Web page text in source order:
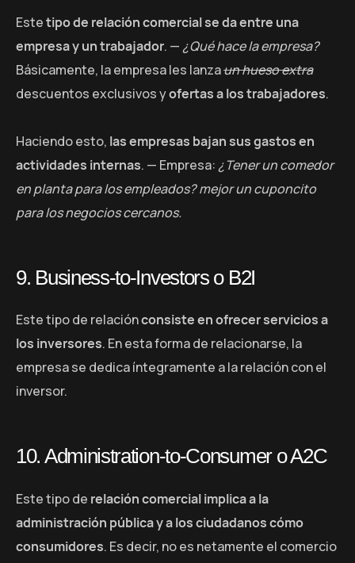
Estetipo de relación comercial se da entre una
empresa y un trabajador. — ¿Qué hace la empresa?
Básicamente, la empresa les lanzaun hueso extra
descuentos exclusivos yofertas a los trabajadores.
Haciendo esto, las empresas bajan sus gastos en
actividades internas. — Empresa: ¿Tener un comedor
en planta para los empleados? mejor un cuponcito
para los negocios cercanos.
9. Business-to-Investors o B2I
Este tipo de relaciónconsiste en ofrecer servicios a
los inversores. En esta forma de relacionarse, la
empresa se dedica íntegramente a la relación con el
inversor.
10. Administration-to-Consumer o A2C
Este tipo de relación comercial implica a la
administración pública y a los ciudadanos cómo
consumidores. Es decir, no es netamente el comercio